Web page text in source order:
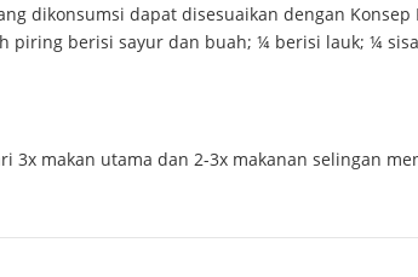
dikonsumsi dapat disesuaikan dengan Konsep
piring berisi sayur dan buah; ¼ berisi lauk; ¼
3x makan utama dan 2-3x makanan selingan